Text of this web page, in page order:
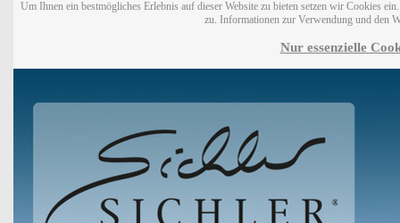
Um Ihnen ein bestmögliches Erlebnis auf dieser Website zu bieten setzen wir Cookies
zu. Informationen zur Verwendung und den
Nur essenzielle